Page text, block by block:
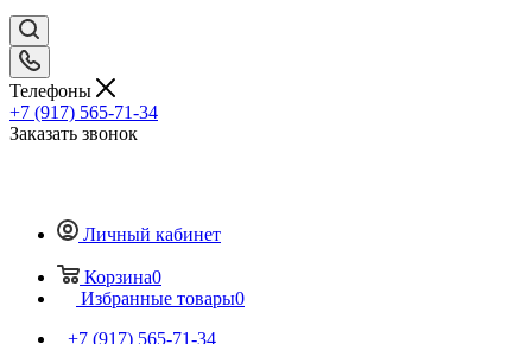
Телефоны
+7 (917) 565-71-34
Заказать звонок
Личный кабинет
Корзина0
Избранные товары0
+7 (917) 565-71-34